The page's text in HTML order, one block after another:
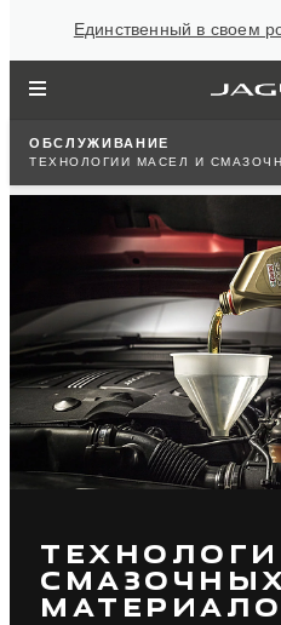
Единственный в своем
ОБСЛУЖИВАНИЕ
ТЕХНОЛОГИИ МАСЕЛ И